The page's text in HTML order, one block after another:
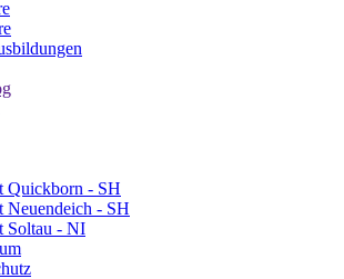
Quickborn - SH
Neuendeich - SH
Soltau - NI